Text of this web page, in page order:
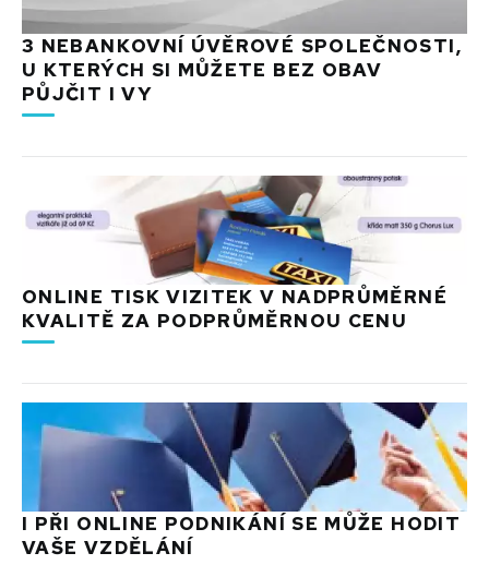
3 NEBANKOVNÍ ÚVĚROVÉ SPOLEČNOSTI,
U KTERÝCH SI MŮŽETE BEZ OBAV
PŮJČIT I VY
ONLINE TISK VIZITEK V NADPRŮMĚRNÉ
KVALITĚ ZA PODPRŮMĚRNOU CENU
I PŘI ONLINE PODNIKÁNÍ SE MŮŽE HODIT
VAŠE VZDĚLÁNÍ